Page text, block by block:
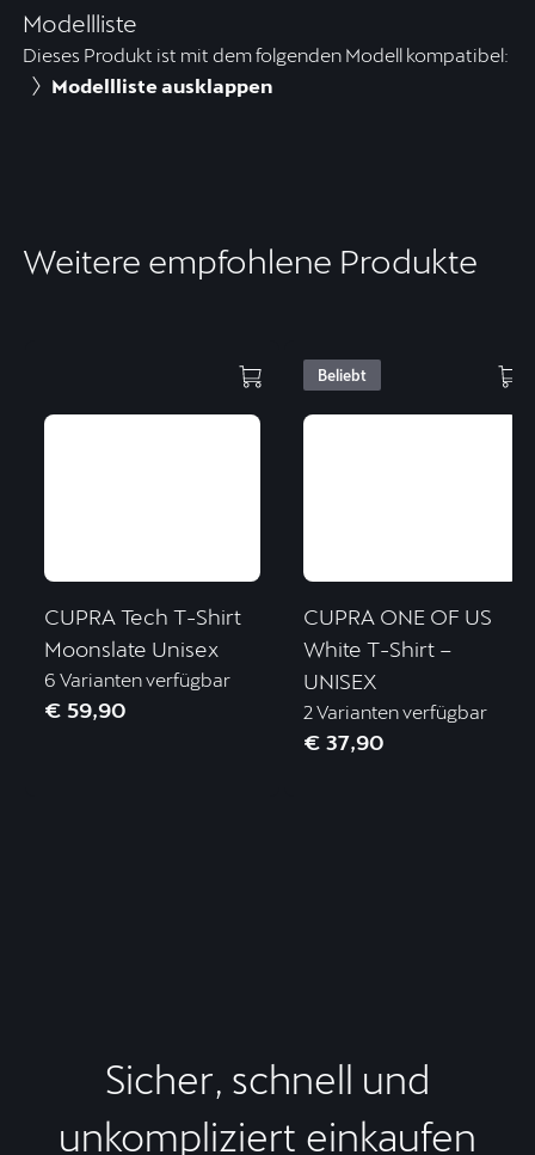
Modellliste
Dieses Produkt ist mit dem folgenden Modell kompatibel:
Modellliste ausklappen
Weitere empfohlene Produkte
CUPRA Tech T-Shirt
Moonslate Unisex
6 Varianten verfügbar
€ 59,90
Beliebt
CUPRA ONE OF US
White T-Shirt –
UNISEX
2 Varianten verfügbar
€ 37,90
Sicher, schnell und
unkompliziert einkaufen